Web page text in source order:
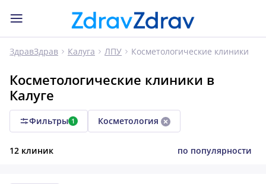
ЗдравЗдрав Калуга ЛПУ Косметологические клиники
Косметологические клиники в
Калуге
Фильтры 1 Косметология
12 клиник по популярности